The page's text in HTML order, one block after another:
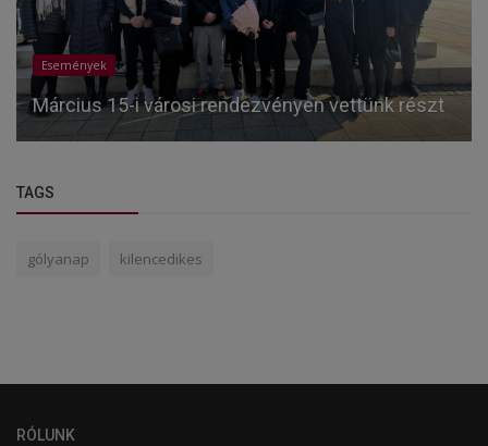
Események
Március 15-i városi rendezvényen vettünk részt
TAGS
gólyanap kilencedikes
RÓLUNK